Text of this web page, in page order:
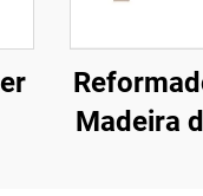
Madeira